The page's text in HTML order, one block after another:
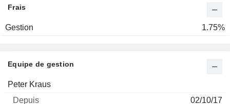
Frais
Gestion 1.75%
Equipe de gestion
Nom Depuis
Peter Kraus
02/10/17